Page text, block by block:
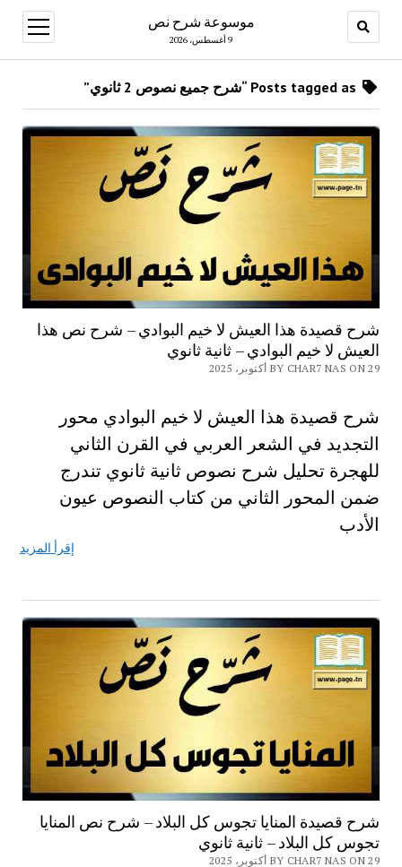
موسوعة شرح نص
9 أغسطس، 2026
open
menu
شرح قصيدة هذا العيش لا خيم البوادي – شرح نص هذا
العيش لا خيم البوادي – ثانية ثانوي
BY CHAR7 NAS ON 29 أكتوبر، 2025
شرح قصيدة هذا العيش لا خيم البوادي محور
التجديد في الشعر العربي في القرن الثاني
للهجرة تحليل شرح نصوص ثانية ثانوي تندرج
ضمن المحور الثاني من كتاب النصوص عيون
الأدب
إقرأ المزيد
شرح قصيدة المنايا تجوس كل البلاد – شرح نص المنايا
تجوس كل البلاد – ثانية ثانوي
BY CHAR7 NAS ON 29 أكتوبر، 2025